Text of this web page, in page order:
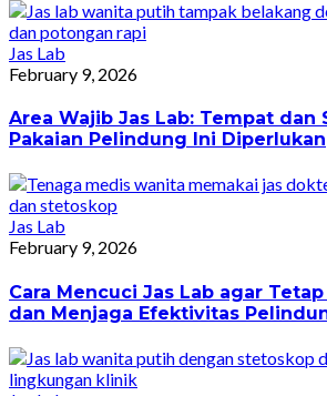
Jas Lab
February 9, 2026
Area Wajib Jas Lab: Tempat dan
Pakaian Pelindung Ini Diperlukan
Jas Lab
February 9, 2026
Cara Mencuci Jas Lab agar
dan Menjaga Efektivitas